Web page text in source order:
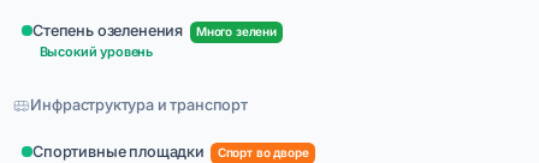
Степень озеленения Много зелени
Высокий уровень
Инфраструктура и транспорт
Спортивные площадки Спорт во дворе